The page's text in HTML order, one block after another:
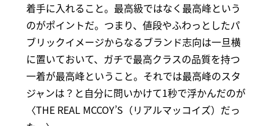
着手に入れること。最高級ではなく最高峰という
のがポイントだ。つまり、値段やふわっとしたパ
ブリックイメージからなるブランド志向は一旦横
に置いておいて、ガチで最高クラスの品質を持つ
一着が最高峰ということ。それでは最高峰のスタ
ジャンは？と自分に問いかけて1秒で浮かんだのが
〈THE REAL MCCOY’S（リアルマッコイズ）だっ